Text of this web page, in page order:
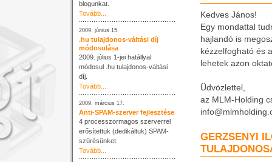
blogunkat.
Tovább...
2009. június 15.
.hu tulajdonos-váltási díj
módosulása
2009. július 1-jei hatállyal
módosul .hu tulajdonos-váltási
díj.
Tovább...
2009. március 17.
Anti-SPAM-szerver fejlesztése
4 processzormagos szerverrel
erősítettük (dedikáltuk) SPAM-
szűrésünket.
Tovább...
Kedves János!
Egy mondattal
hajlandó is
kézzelfogható és
lehetek azon
Üdvözlettel,
az MLM-Holding
GERZSENYI